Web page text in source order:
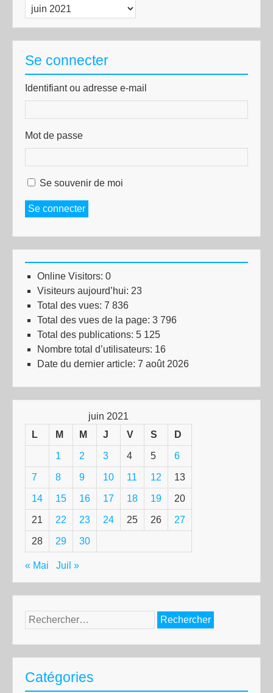
Archives
Se connecter
Identifiant ou adresse e-mail
Mot de passe
Se souvenir de moi
Se connecter
Online Visitors: 0
Visiteurs aujourd’hui: 23
Total des vues: 7 836
Total des vues de la page: 3 796
Total des publications: 5 125
Nombre total d’utilisateurs: 16
Date du dernier article: 7 août 2026
juin 2021
L
M M J V S D
1 2 3 4 5 6
7 8 9 10 11 12 13
14 15 16 17 18 19 20
21 22 23 24 25 26 27
28 29 30
« Mai Juil »
Rechercher :
Catégories